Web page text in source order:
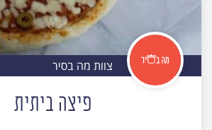
צוות מה בסיר
פיצה ביתית